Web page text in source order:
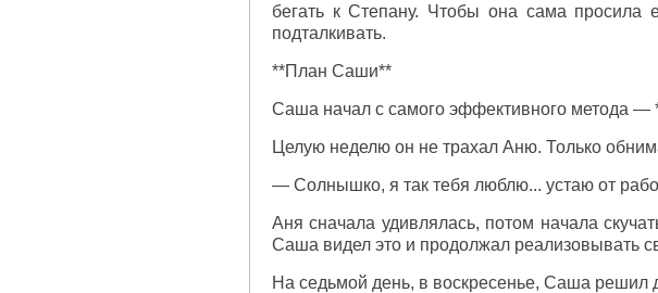
бегать к Степану. Чтобы она сама просила
подталкивать.
**План Саши**
Саша начал с самого эффективного метода —
Целую неделю он не трахал Аню. Только
— Солнышко, я так тебя люблю... устаю от
Аня сначала удивлялась, потом начала
Саша видел это и продолжал реализовывать
На седьмой день, в воскресенье, Саша решил